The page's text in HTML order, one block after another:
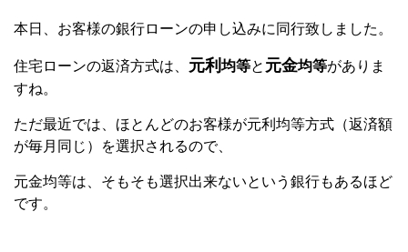
本日、お客様の銀行ローンの申し込みに同行致しました。
住宅ローンの返済方式は、 元利 均等と 元金均等がありま
すね。
ただ最近では、ほとんどのお客様が元利均等方式（返済額
が毎月同じ）を選択されるので、
元金均等は、そもそも選択出来ないという銀行もあるほど
です。